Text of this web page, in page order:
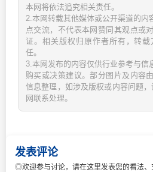
本网将依法追究相关责任。
2.本网转载其他媒体或公开渠道的内
点交流，不代表本网赞同其观点或
证。相关版权归原作者所有，转
任。
3.本网发布的内容仅供行业参考与信
购买或决策建议。部分图片及内容
信息整理，如涉及版权或内容问题
网联系处理。
发表评论
◎欢迎参与讨论，请在这里发表您的看法